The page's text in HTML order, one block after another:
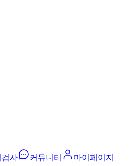
검사 커뮤니티
마이페이지